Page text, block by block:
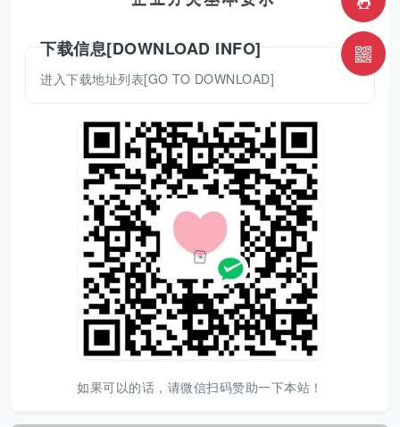
下载信息[DOWNLOAD INFO]
进入下载地址列表[GO TO DOWNLOAD]
如果可以的话，请微信扫码赞助一下本站！